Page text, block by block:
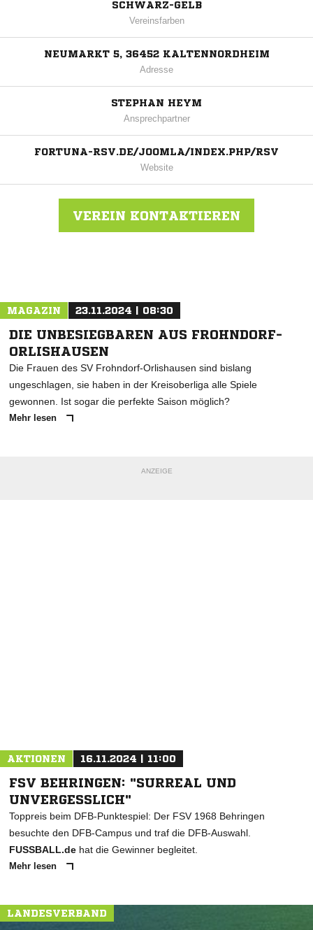
SCHWARZ-GELB
Vereinsfarben
NEUMARKT 5, 36452 KALTENNORDHEIM
Adresse
STEPHAN HEYM
Ansprechpartner
FORTUNA-RSV.DE/JOOMLA/INDEX.PHP/RSV
Website
VEREIN KONTAKTIEREN
MAGAZIN 23.11.2024 | 08:30
DIE UNBESIEGBAREN AUS FROHNDORF-
ORLISHAUSEN
Die Frauen des SV Frohndorf-Orlishausen sind bislang
ungeschlagen, sie haben in der Kreisoberliga alle Spiele
gewonnen. Ist sogar die perfekte Saison möglich?
Mehr lesen
ANZEIGE
AKTIONEN 16.11.2024 | 11:00
FSV BEHRINGEN: "SURREAL UND
UNVERGESSLICH"
Toppreis beim DFB-Punktespiel: Der FSV 1968 Behringen
besuchte den DFB-Campus und traf die DFB-Auswahl.
FUSSBALL.de hat die Gewinner begleitet.
Mehr lesen
LANDESVERBAND